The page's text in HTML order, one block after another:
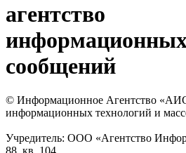
агентство
сообщений
© Информационное Агентство
информационных технологий и
Учредитель: ООО «Агентство
88, кв. 104.